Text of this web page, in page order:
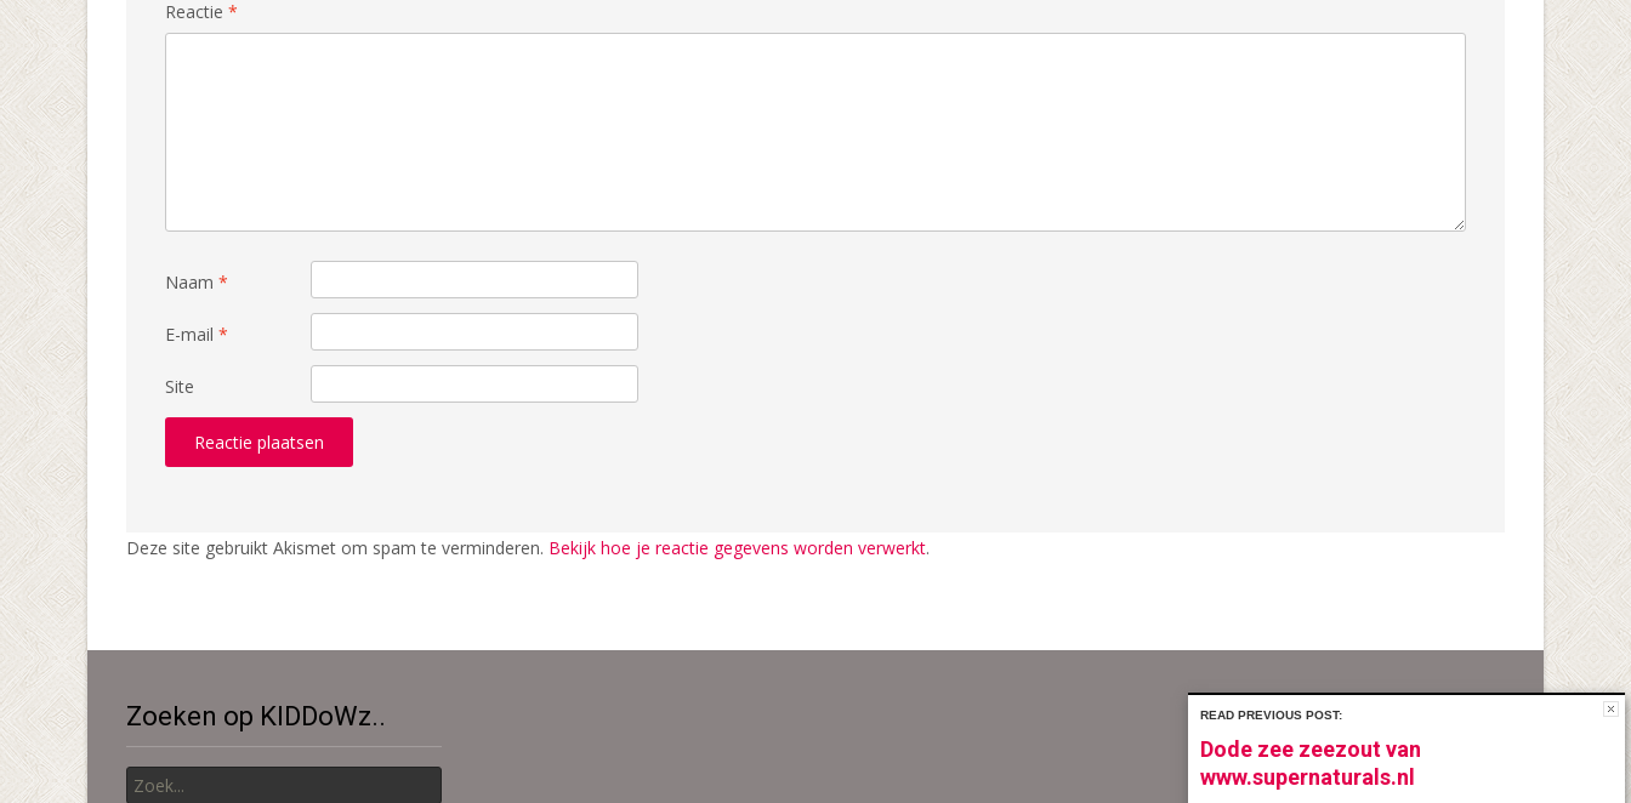
Reactie *
Naam *
E-mail *
Site
Deze site gebruikt Akismet om spam te verminderen. Bekijk hoe je reactie gegevens worden verwerkt.
Zoeken op KIDDoWz..
Zoek
naar:
READ PREVIOUS POST:
Dode zee zeezout van
www.supernaturals.nl